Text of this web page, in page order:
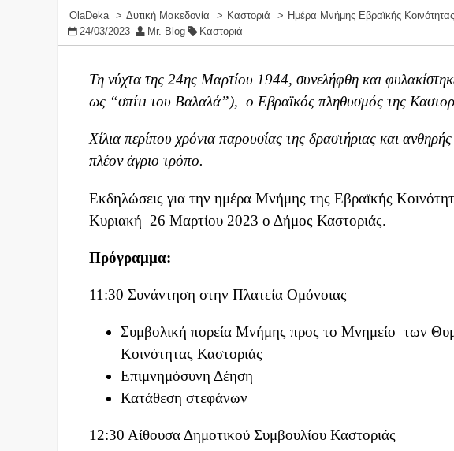
OlaDeka Δυτική Μακεδονία Καστοριά
Ημέρα Μνήμης Εβραϊκής
24/03/2023
Mr. Blog Καστοριά
Τη νύχτα της 24ης Μαρτίου 1944, συνελήφθη και
ως “σπίτι του Βαλαλά”), ο Εβραϊκός πληθυσμός της
Χίλια περίπου χρόνια παρουσίας της δραστήριας και
πλέον άγριο τρόπο.
Εκδηλώσεις για την ημέρα Μνήμης της Εβραϊκής
Κυριακή 26 Μαρτίου 2023 ο Δήμος Καστοριάς.
Πρόγραμμα:
11:30 Συνάντηση στην Πλατεία Ομόνοιας
Συμβολική πορεία Μνήμης προς το Μνημείο των
Κοινότητας Καστοριάς
Επιμνημόσυνη Δέηση
Κατάθεση στεφάνων
12:30 Αίθουσα Δημοτικού Συμβουλίου Καστοριάς